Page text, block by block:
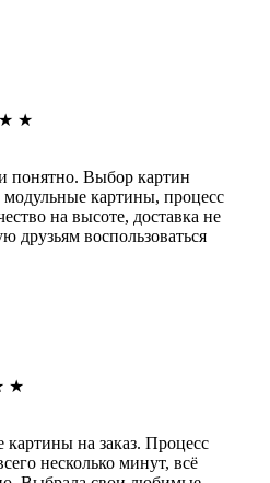
★ ★
понятно. Выбор картин
модульные картины, процесс
на высоте, доставка не
друзьям воспользоваться
★
картины на заказ. Процесс
несколько минут, всё